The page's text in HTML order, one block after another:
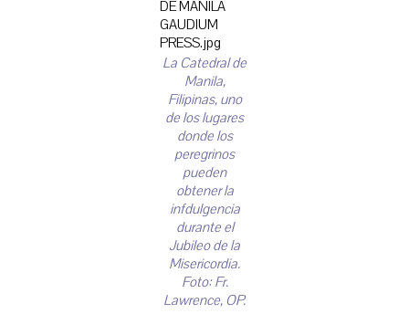
La Catedral de
Manila,
Filipinas, uno
de los lugares
donde los
peregrinos
pueden
obtener la
infdulgencia
durante el
Jubileo de la
Misericordia.
Foto: Fr.
Lawrence, OP.